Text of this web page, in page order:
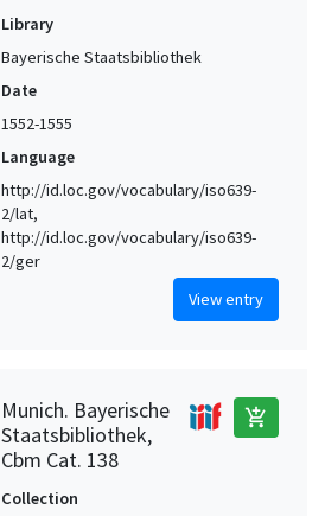
Library
Bayerische Staatsbibliothek
Date
1552-1555
Language
http://id.loc.gov/vocabulary/iso639-
2/lat,
http://id.loc.gov/vocabulary/iso639-
2/ger
View entry
Munich. Bayerische
Staatsbibliothek,
Cbm Cat. 138
add_shopping_cart
Collection